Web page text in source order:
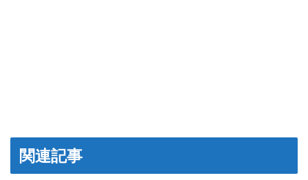
関連記事